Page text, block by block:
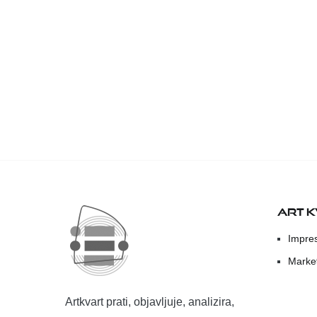
Artkvart prati, objavljuje, analizira,
ART